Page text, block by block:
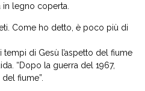
in legno coperta.
Come ho detto, è poco più di
tempi di Gesù l’aspetto del fiume
“Dopo la guerra del 1967,
fiume”.